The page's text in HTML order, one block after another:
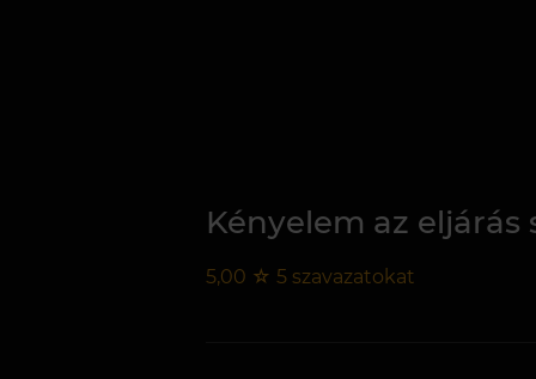
Kényelem az eljárás
5,00 ☆ 5 szavazatokat